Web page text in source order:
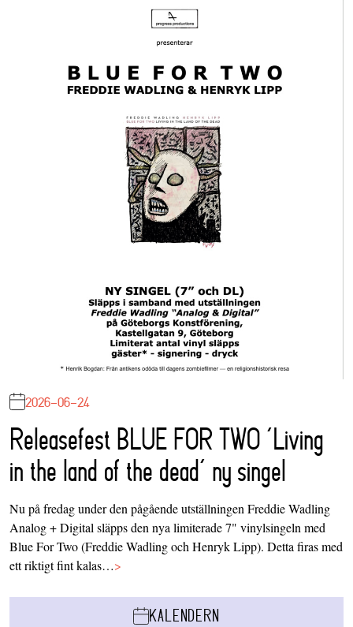
2026-06-24
Releasefest BLUE FOR TWO ‘Living
in the land of the dead’ ny singel
Nu på fredag under den pågående utställningen Freddie Wadling
Analog + Digital släpps den nya limiterade 7" vinylsingeln med
Blue For Two (Freddie Wadling och Henryk Lipp). Detta firas med
ett riktigt fint kalas…>
KALENDERN